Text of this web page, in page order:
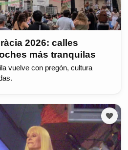
2026: calles
más tranquilas
vuelve con pregón, cultura